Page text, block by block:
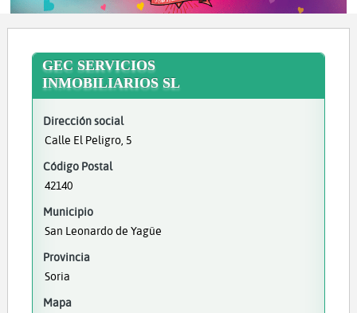
GEC SERVICIOS
INMOBILIARIOS SL
Dirección social
Calle El Peligro, 5
Código Postal
42140
Municipio
San Leonardo de Yagüe
Provincia
Soria
Mapa